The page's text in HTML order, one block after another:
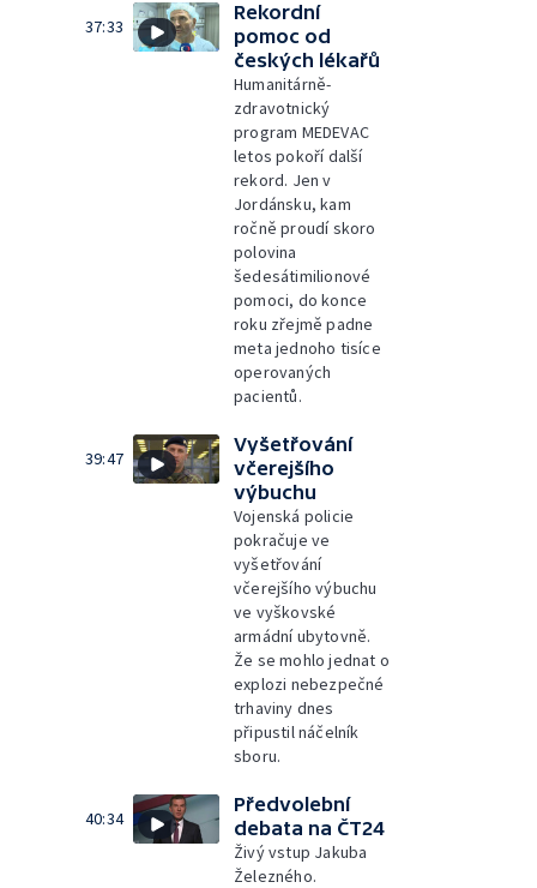
37:33
Rekordní
pomoc od
českých lékařů
Humanitárně-
zdravotnický
program MEDEVAC
letos pokoří další
rekord. Jen v
Jordánsku, kam
ročně proudí skoro
polovina
šedesátimilionové
pomoci, do konce
roku zřejmě padne
meta jednoho tisíce
operovaných
pacientů.
39:47
Vyšetřování
včerejšího
výbuchu
Vojenská policie
pokračuje ve
vyšetřování
včerejšího výbuchu
ve vyškovské
armádní ubytovně.
Že se mohlo jednat o
explozi nebezpečné
trhaviny dnes
připustil náčelník
sboru.
40:34
Předvolební
debata na ČT24
Živý vstup Jakuba
Železného.